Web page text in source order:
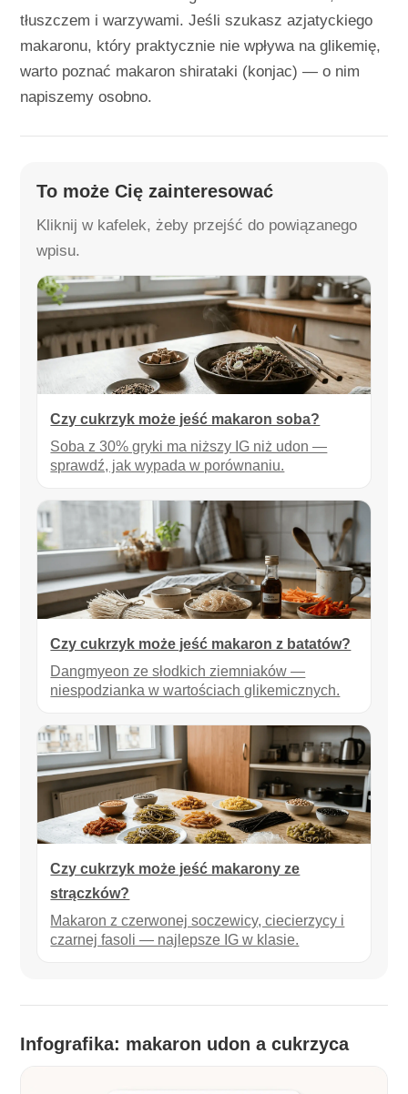
tłuszczem i warzywami. Jeśli szukasz azjatyckiego
makaronu, który praktycznie nie wpływa na glikemię,
warto poznać makaron shirataki (konjac) — o nim
napiszemy osobno.
To może Cię zainteresować
Kliknij w kafelek, żeby przejść do powiązanego
wpisu.
Czy cukrzyk może jeść makaron soba?
Soba z 30% gryki ma niższy IG niż udon —
sprawdź, jak wypada w porównaniu.
Czy cukrzyk może jeść makaron z batatów?
Dangmyeon ze słodkich ziemniaków —
niespodzianka w wartościach glikemicznych.
Czy cukrzyk może jeść makarony ze
strączków?
Makaron z czerwonej soczewicy, ciecierzycy i
czarnej fasoli — najlepsze IG w klasie.
Infografika: makaron udon a cukrzyca